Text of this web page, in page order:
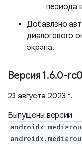
периода
Добавлено
диалогового
экрана.
Версия 1.6.0-
23 августа 2023 г.
Выпущены версии